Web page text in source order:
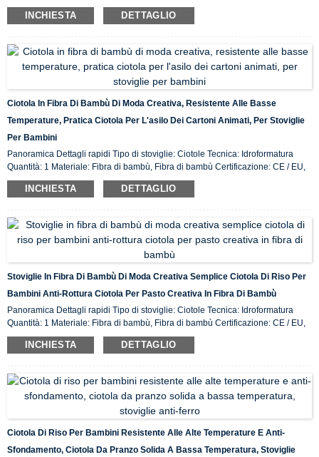
CIQ, EEC, FDA, LFGB, SGS Caratteristica: Ecologico, Luogo di origine in
magazzino: ...
INCHIESTA DETTAGLIO
Ciotola In Fibra Di Bambù Di Moda Creativa, Resistente Alle Basse
Temperature, Pratica Ciotola Per L'asilo Dei Cartoni Animati, Per Stoviglie
Per Bambini
Panoramica Dettagli rapidi Tipo di stoviglie: Ciotole Tecnica: Idroformatura
Quantità: 1 Materiale: Fibra di bambù, Fibra di bambù Certificazione: CE / EU,
CIQ, EEC, FDA, LFGB, SGS Caratteristica: Ecologico, Luogo di origine in
magazzino: ...
INCHIESTA DETTAGLIO
Stoviglie In Fibra Di Bambù Di Moda Creativa Semplice Ciotola Di Riso Per
Bambini Anti-Rottura Ciotola Per Pasto Creativa In Fibra Di Bambù
Panoramica Dettagli rapidi Tipo di stoviglie: Ciotole Tecnica: Idroformatura
Quantità: 1 Materiale: Fibra di bambù, Fibra di bambù Certificazione: CE / EU,
CIQ, EEC, FDA, LFGB, SGS Caratteristica: Ecologico, Luogo di origine in
magazzino: ...
INCHIESTA DETTAGLIO
Ciotola Di Riso Per Bambini Resistente Alle Alte Temperature E Anti-
Sfondamento, Ciotola Da Pranzo Solida A Bassa Temperatura, Stoviglie